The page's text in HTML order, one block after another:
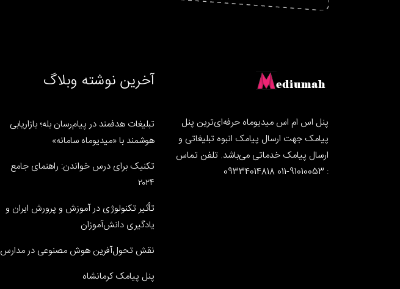
پنل اس ام اس میدیوماه حرفه‌ای‌ترین پنل
پیامک جهت ارسال پیامک انبوه تبلیغاتی و
ارسال پیامک خدماتی می‌باشد. تلفن تماس
: 91010053-011 09334014818
آخرین نوشته وبلاگ
تبلیغات هدفمند در پیام‌رسان بله؛ بازاریابی
هوشمند با «میدیوماه سامانه»
تکنیک برای درس خواندن: راهنمای جامع
۲۰۲۴
تأثیر تکنولوژی در آموزش و پرورش ایران و
یادگیری دانش‌آموزان
نقش تحول‌آفرین هوش مصنوعی در مدارس
پنل پیامک کرمانشاه